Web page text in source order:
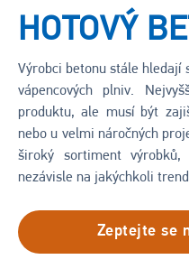
HOTOVÝ
Výrobci betonu stále hledají
vápencových plniv.
produktu, ale musí být
nebo u velmi náročných
široký sortiment
nezávisle na jakýchkoli
Zeptejte se